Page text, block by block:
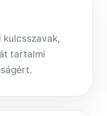
tartalmi